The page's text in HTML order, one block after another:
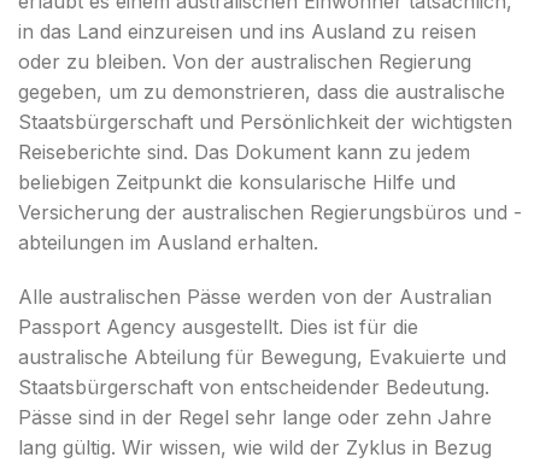
in das Land einzureisen und ins Ausland zu reisen
oder zu bleiben. Von der australischen Regierung
gegeben, um zu demonstrieren, dass die australische
Staatsbürgerschaft und Persönlichkeit der wichtigsten
Reiseberichte sind. Das Dokument kann zu jedem
beliebigen Zeitpunkt die konsularische Hilfe und
Versicherung der australischen Regierungsbüros und -
abteilungen im Ausland erhalten.
Alle australischen Pässe werden von der Australian
Passport Agency ausgestellt. Dies ist für die
australische Abteilung für Bewegung, Evakuierte und
Staatsbürgerschaft von entscheidender Bedeutung.
Pässe sind in der Regel sehr lange oder zehn Jahre
lang gültig. Wir wissen, wie wild der Zyklus in Bezug